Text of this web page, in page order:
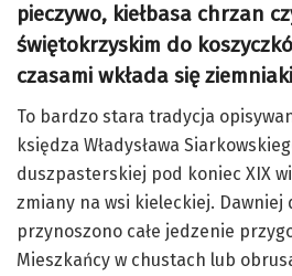
pieczywo, kiełbasa chrzan
świętokrzyskim do
czasami wkłada się
To bardzo stara tradycja
księdza Władysława
duszpasterskiej pod koniec XIX
zmiany na wsi kieleckiej. Dawniej
przynoszono całe jedzenie
Mieszkańcy w chustach lub